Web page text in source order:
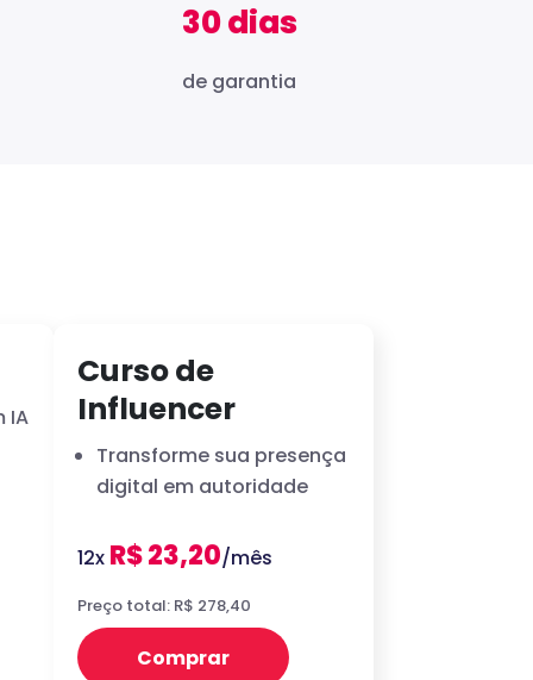
30 dias
de garantia
IA
Curso de
Influencer
Transforme sua presença
digital em autoridade
12x R$ 23,20/mês
Preço total: R$ 278,40
Comprar